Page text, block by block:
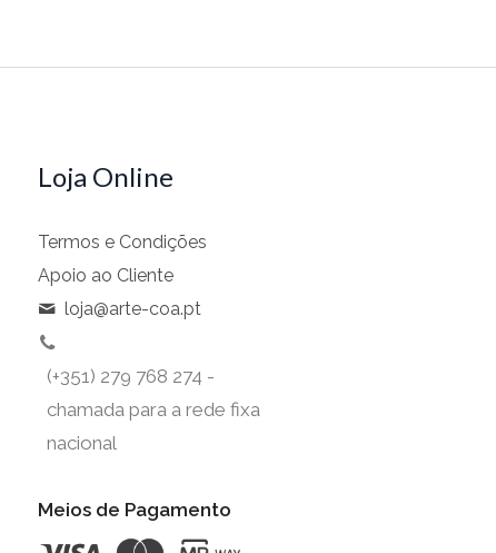
Loja Online
Termos e Condições
Apoio ao Cliente
loja@arte-coa.pt
(+351) 279 768 274 -
chamada para a rede fixa
nacional
Meios de Pagamento